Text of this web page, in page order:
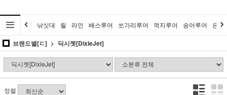
낚싯대 릴 라인 배스루어 쏘가리루어 꺽지루어 송어루어 은어
브랜드별[ㄷ] 딕시젯[DixieJet]
정렬